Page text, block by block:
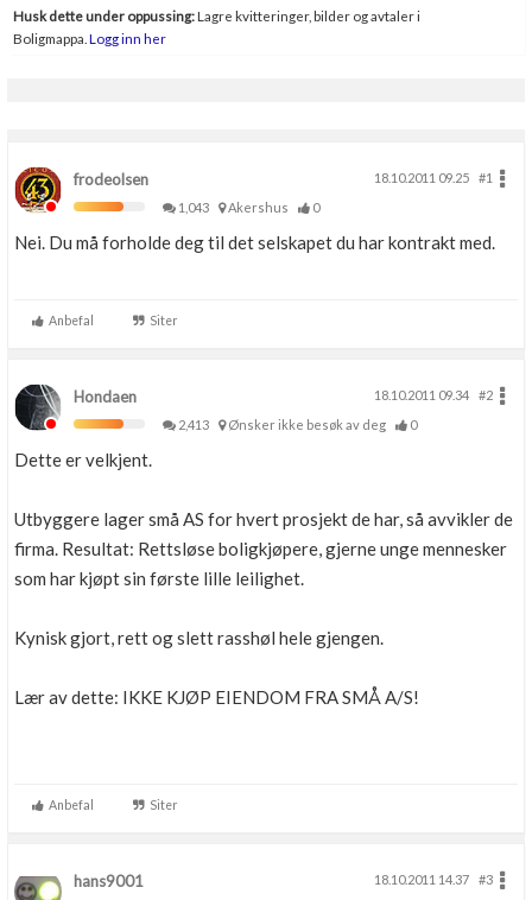
Husk dette under oppussing:Lagre kvitteringer, bilder og avtaler i
Boligmappa. Logg inn her
frodeolsen 18.10.2011 09.25
#1
1,043
Akershus 0
Nei. Du må forholde deg til det selskapet du har kontrakt med.
Anbefal Siter
Hondaen 18.10.2011 09.34
#2
2,413
Ønsker ikke besøk av deg 0
Dette er velkjent.
Utbyggere lager små AS for hvert prosjekt de har, så avvikler de
firma. Resultat: Rettsløse boligkjøpere, gjerne unge mennesker
som har kjøpt sin første lille leilighet.
Kynisk gjort, rett og slett rasshøl hele gjengen.
Lær av dette: IKKE KJØP EIENDOM FRA SMÅ A/S!
Anbefal Siter
hans9001 18.10.2011 14.37 #3